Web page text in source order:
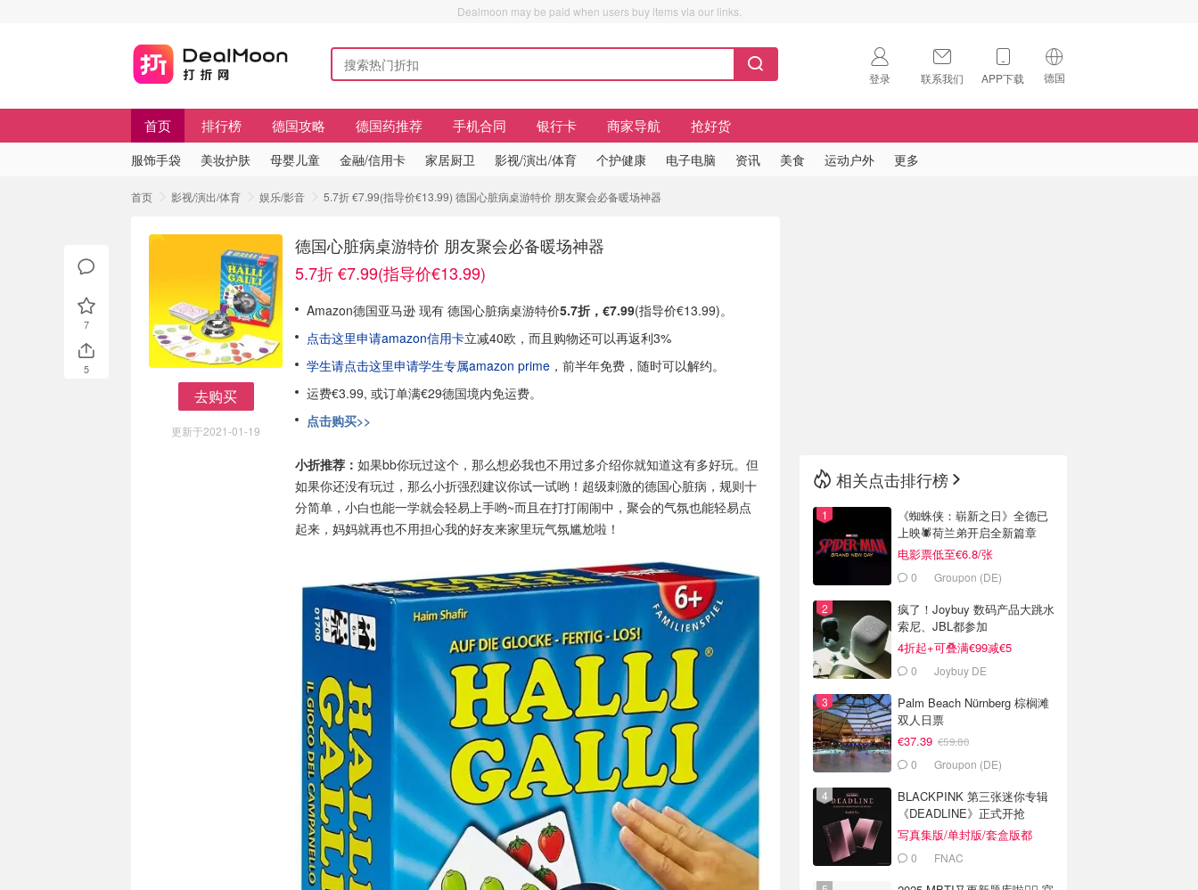
Dealmoon may be paid when users buy items via our links.
登录 联系我们 APP下载 德国
🇺🇸
首页 排行榜 德国攻略 德国药推荐 手机合同 银行卡 商家导航 抢好货
服饰手袋 美妆护肤 母婴儿童 金融/信用卡 家居厨卫 影视/演出/体育 个护健康 电子电脑 资讯 美食 运动户外 更多
首页 影视/演出/体育 娱乐/影音 5.7折 €7.99(指导价€13.99) 德国心脏病桌游特价 朋友聚会必备暖场神器
去购买
更新于2021-01-19
德国心脏病桌游特价 朋友聚会必备暖场神器
5.7折 €7.99(指导价€13.99)
Amazon德国亚马逊 现有 德国心脏病桌游特价5.7折，€7.99(指导价€13.99)。
点击这里申请amazon信用卡立减40欧，而且购物还可以再返利3%
学生请点击这里申请学生专属amazon prime ，前半年免费，随时可以解约。
运费€3.99, 或订单满€29德国境内免运费。
点击购买>>
小折推荐： 如果bb你玩过这个，那么想必我也不用过多介绍你就知道这有多好玩。但
如果你还没有玩过，那么小折强烈建议你试一试哟！超级刺激的德国心脏病，规则十
分简单，小白也能一学就会轻易上手哟~而且在打打闹闹中，聚会的气氛也能轻易点
起来，妈妈就再也不用担心我的好友来家里玩气氛尴尬啦！
7
5
相关点击排行榜
《蜘蛛侠：崭新之日》全德已
上映🕷️荷兰弟开启全新篇章
电影票低至€6.8/张
0 Groupon (DE)
疯了！Joybuy 数码产品大跳水
索尼、JBL都参加
4折起+可叠满€99减€5
0 Joybuy DE
Palm Beach Nürnberg 棕榈滩
双人日票
€37.39 €59.80
0 Groupon (DE)
BLACKPINK 第三张迷你专辑
《DEADLINE》正式开抢
写真集版/单封版/套盒版都
有！0 FNAC